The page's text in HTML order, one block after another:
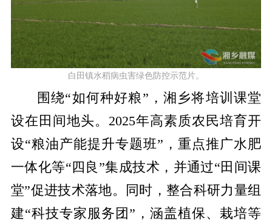
白田镇水稻病虫害绿色防控示范片。
围绕“如何种好粮”，湘乡将培训课堂
设在田间地头。 2025年高素质农民培育开
设“粮油产能提升专题班”，重点推广水肥
一体化等“四良”集成技术，并通过“田间课
堂”促进技术落地。同时，整合科研力量组
建“科技专家服务团”，涵盖植保、栽培等